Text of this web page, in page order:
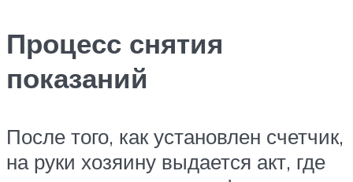
Процесс снятия
показаний
После того, как установлен счетчик,
на руки хозяину выдается акт, где